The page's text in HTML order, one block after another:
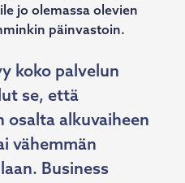
jo olemassa olevien
päinvastoin.
koko palvelun
se, että
osalta alkuvaiheen
vähemmän
Business